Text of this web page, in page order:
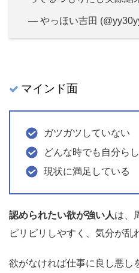
— やっほい吉田
マインド面
ガツガツしていない
どんな時でも自分ら
現状に満足している
認められたい欲が強い人は、
ピリピリしやすく、気分が乱
欲がなければ仕事に良し悪し